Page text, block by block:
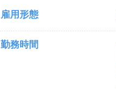
雇用形態
勤務時間